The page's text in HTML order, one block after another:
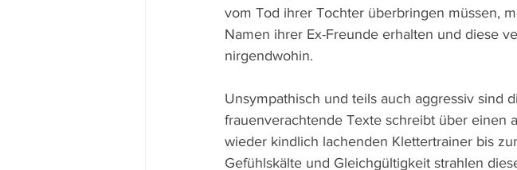
vom Tod ihrer Tochter überbringen müssen,
Namen ihrer Ex-Freunde erhalten und diese
nirgendwohin.
Unsympathisch und teils auch aggressiv sind
frauenverachtende Texte schreibt über einen
wieder kindlich lachenden Klettertrainer bis
Gefühlskälte und Gleichgültigkeit strahlen